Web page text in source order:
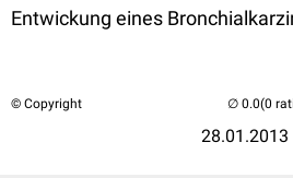
Entwickung eines
© Copyright
28.01.2013
(0